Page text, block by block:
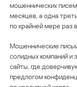
мошеннических
месяцев, а одна
по крайней мере раз
Мошеннические
солидных компаний и
сайты, где
предлогом